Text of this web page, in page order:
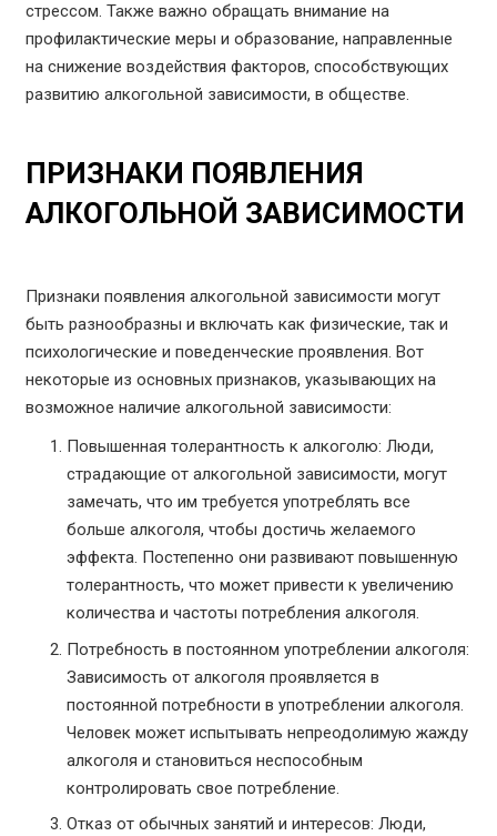
стрессом. Также важно обращать внимание на
профилактические меры и образование, направленные
на снижение воздействия факторов, способствующих
развитию алкогольной зависимости, в обществе.
ПРИЗНАКИ ПОЯВЛЕНИЯ
АЛКОГОЛЬНОЙ ЗАВИСИМОСТИ
Признаки появления алкогольной зависимости могут
быть разнообразны и включать как физические, так и
психологические и поведенческие проявления. Вот
некоторые из основных признаков, указывающих на
возможное наличие алкогольной зависимости:
Повышенная толерантность к алкоголю: Люди,
страдающие от алкогольной зависимости, могут
замечать, что им требуется употреблять все
больше алкоголя, чтобы достичь желаемого
эффекта. Постепенно они развивают повышенную
толерантность, что может привести к увеличению
количества и частоты потребления алкоголя.
Потребность в постоянном употреблении алкоголя:
Зависимость от алкоголя проявляется в
постоянной потребности в употреблении алкоголя.
Человек может испытывать непреодолимую жажду
алкоголя и становиться неспособным
контролировать свое потребление.
Отказ от обычных занятий и интересов: Люди,